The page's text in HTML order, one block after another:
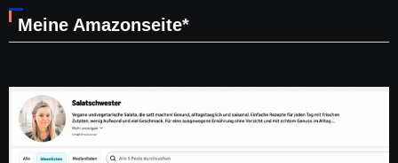
Meine Amazonseite*